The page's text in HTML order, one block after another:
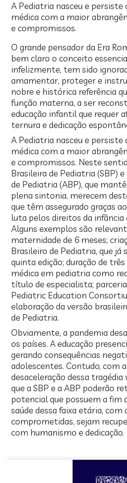
A Pediatria nasceu e persiste
médica com a maior
e compromissos.
O grande pensador da Era
bem claro o conceito
infelizmente, tem sido
amamentar, proteger e
nobre e histórica referência
função materna, a ser
educação infantil que requer
ternura e dedicação
A Pediatria nasceu e persiste
médica com a maior
e compromissos. Neste
Brasileira de Pediatria (SBP)
de Pediatria (ABP), que
plena sintonia, merecem
que têm assegurado graças
luta pelos direitos da infância
Alguns exemplos são
maternidade de 6 meses;
Brasileiro de Pediatria, que já
quinta edição; duração de
médica em pediatria como
título de especialista;
Pediatric Education
elaboração da versão
de Pediatria.
Obviamente, a pandemia
os países. A educação
gerando consequências
adolescentes. Contudo, com
desaceleração dessa tragédia
que a SBP e a ABP poderão
potencial que possuem a fim
saúde dessa faixa etária, com
comprometidas, sejam
com humanismo e dedicação.